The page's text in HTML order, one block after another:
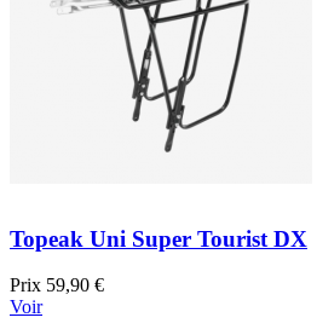
Topeak Uni Super Tourist DX
Prix 59,90 €
Voir